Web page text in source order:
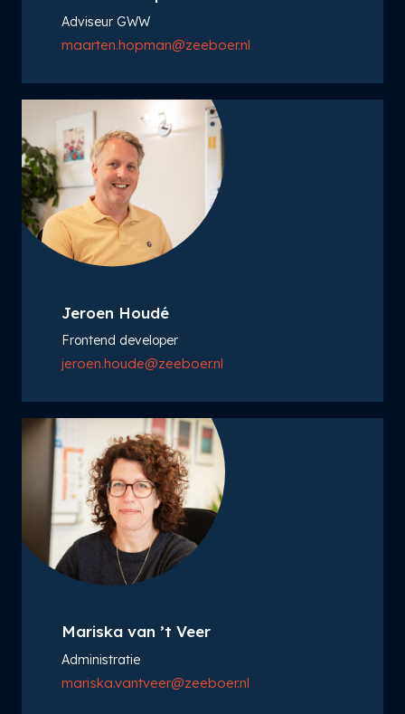
Adviseur GWW
maarten.hopman@zeeboer.nl
Jeroen Houdé
Frontend developer
jeroen.houde@zeeboer.nl
Mariska van ’t Veer
Administratie
mariska.vantveer@zeeboer.nl